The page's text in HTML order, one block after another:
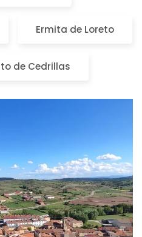
Ermita de Loreto
de Cedrillas